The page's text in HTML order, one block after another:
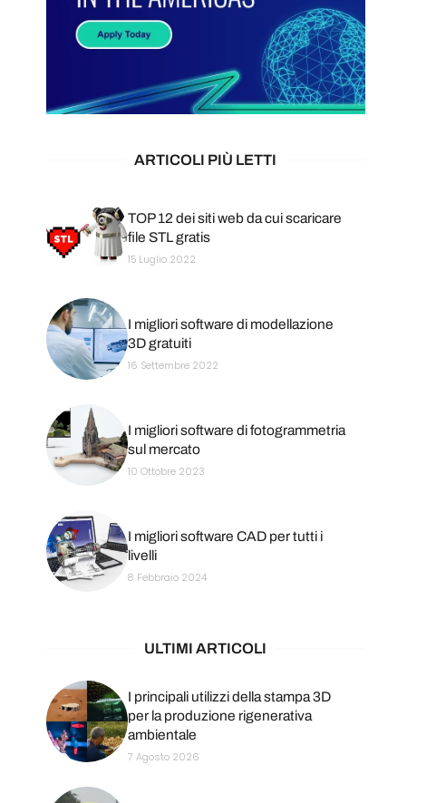
ARTICOLI PIÙ LETTI
TOP 12 dei siti web da cui scaricare
file STL gratis
15 Luglio 2022
I migliori software di modellazione
3D gratuiti
16 Settembre 2022
I migliori software di fotogrammetria
sul mercato
10 Ottobre 2023
I migliori software CAD per tutti i
livelli
8 Febbraio 2024
ULTIMI ARTICOLI
I principali utilizzi della stampa 3D
per la produzione rigenerativa
ambientale
7 Agosto 2026